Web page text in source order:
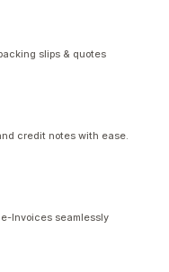
slips & quotes
credit notes with ease.
Invoices seamlessly